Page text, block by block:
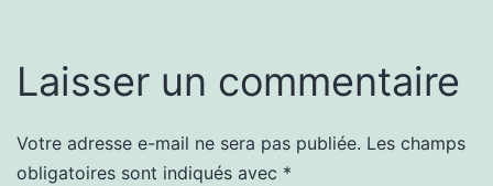
Laisser un commentaire
Votre adresse e-mail ne sera pas publiée. Les champs
obligatoires sont indiqués avec *